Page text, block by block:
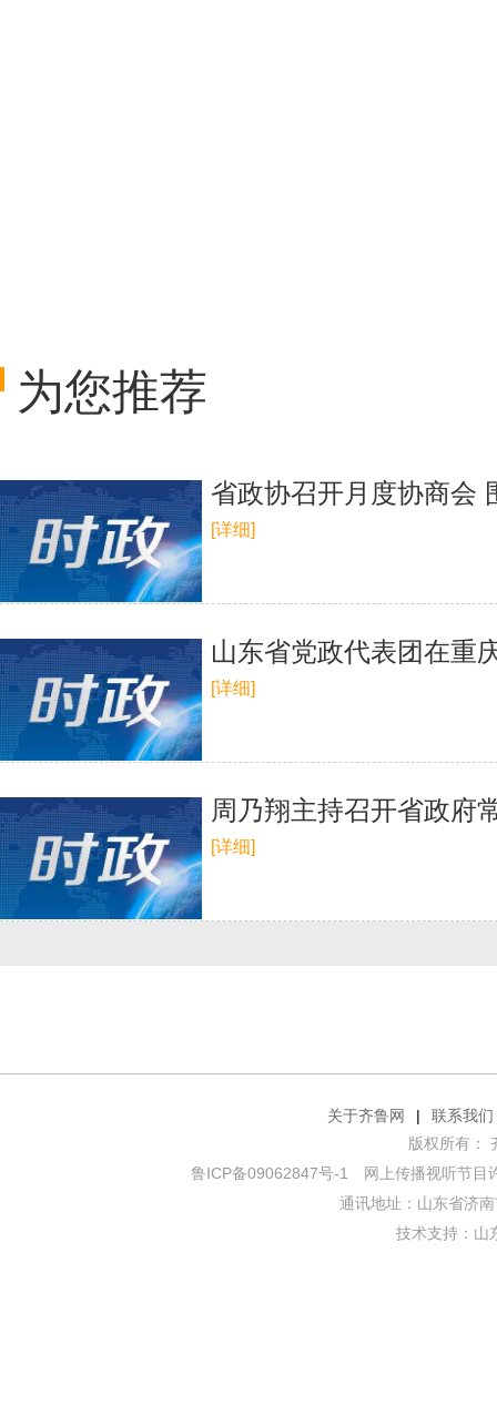
为您推荐
省政协召开月度协商会
[详细]
山东省党政代表团在重
[详细]
周乃翔主持召开省政府
[详细]
关于齐鲁网 |
联系我们
版权所有：
鲁ICP备09062847号-1 网上传播视听节目
通讯地址：山东省济
技术支持： 山